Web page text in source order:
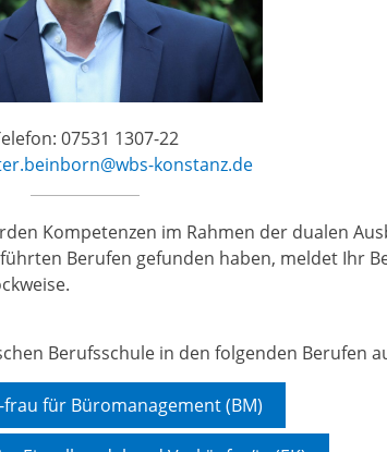
07531 1307-22
konstanz.de
Kompetenzen im Rahmen der dualen
Berufen gefunden haben, meldet Ihr
Berufsschule in den folgenden Berufen
für Büromanagement (BM)